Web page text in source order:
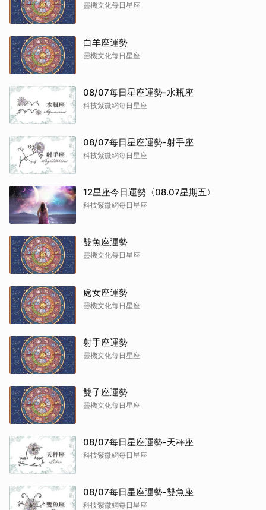
靈機文化每日星座
白羊座運勢
靈機文化每日星座
08/07每日星座運勢-水瓶座
科技紫微網每日星座
08/07每日星座運勢-射手座
科技紫微網每日星座
12星座今日運勢〈08.07星期五〉
科技紫微網每日星座
雙魚座運勢
靈機文化每日星座
處女座運勢
靈機文化每日星座
射手座運勢
靈機文化每日星座
雙子座運勢
靈機文化每日星座
08/07每日星座運勢-天秤座
科技紫微網每日星座
08/07每日星座運勢-雙魚座
科技紫微網每日星座